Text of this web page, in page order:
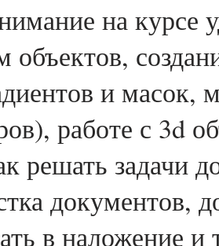
на курсе
объектов,
и масок,
работе с 3d
решать задачи
документов,
в наложение